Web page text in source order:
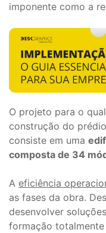
imponente como a
O projeto para o
construção do
consiste em uma
composta de 34
A eficiência
as fases da obra.
desenvolver
formação